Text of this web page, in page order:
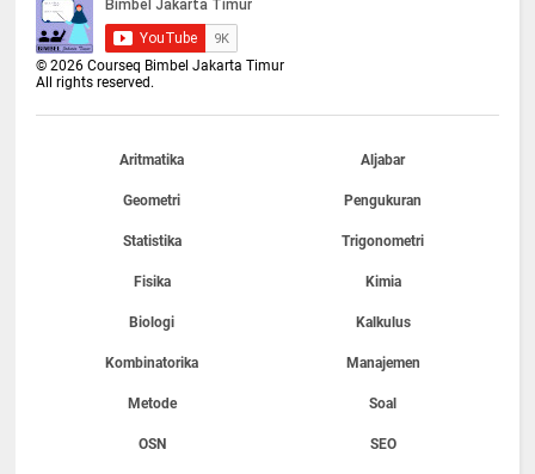
©2026 Courseq Bimbel Jakarta Timur
All rights reserved.
Aritmatika Aljabar
Geometri Pengukuran
Statistika Trigonometri
Fisika Kimia
Biologi Kalkulus
Kombinatorika Manajemen
Metode Soal
OSN SEO